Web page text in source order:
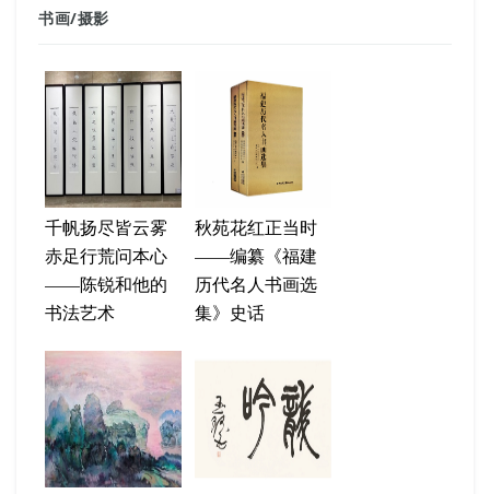
书画/摄影
千帆扬尽皆云雾
赤足行荒问本心
——陈锐和他的
书法艺术
秋苑花红正当时
——编纂《福建
历代名人书画选
集》史话